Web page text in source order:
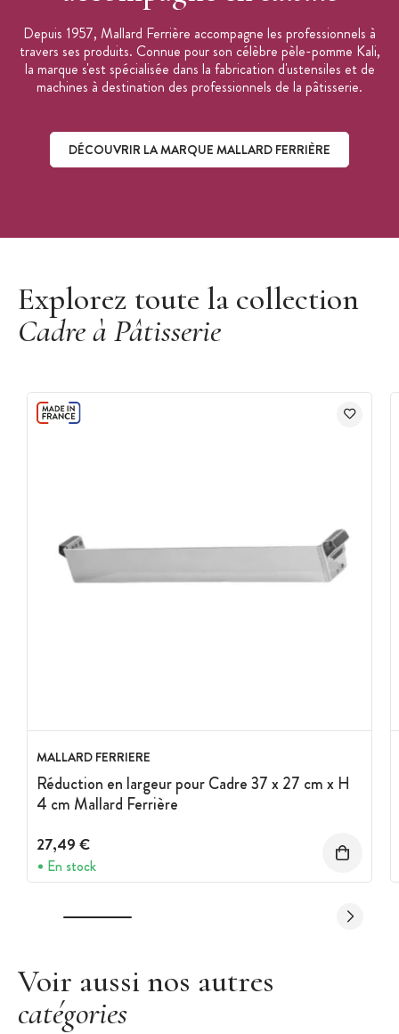
Depuis 1957, Mallard Ferrière accompagne les professionnels à
travers ses produits. Connue pour son célèbre pèle-pomme Kali,
la marque s'est spécialisée dans la fabrication d'ustensiles et de
machines à destination des professionnels de la pâtisserie.
DÉCOUVRIR LA MARQUE MALLARD FERRIÈRE
Explorez toute la collection
Cadre à Pâtisserie
MALLARD FERRIERE
Réduction en largeur pour Cadre 37 x 27 cm x H
4 cm Mallard Ferrière
27,49 €
En stock
Voir aussi nos autres
catégories